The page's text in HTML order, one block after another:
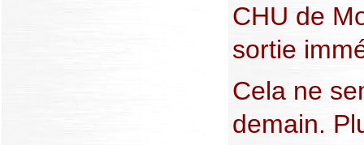
CHU de
sortie
Cela ne
demain.